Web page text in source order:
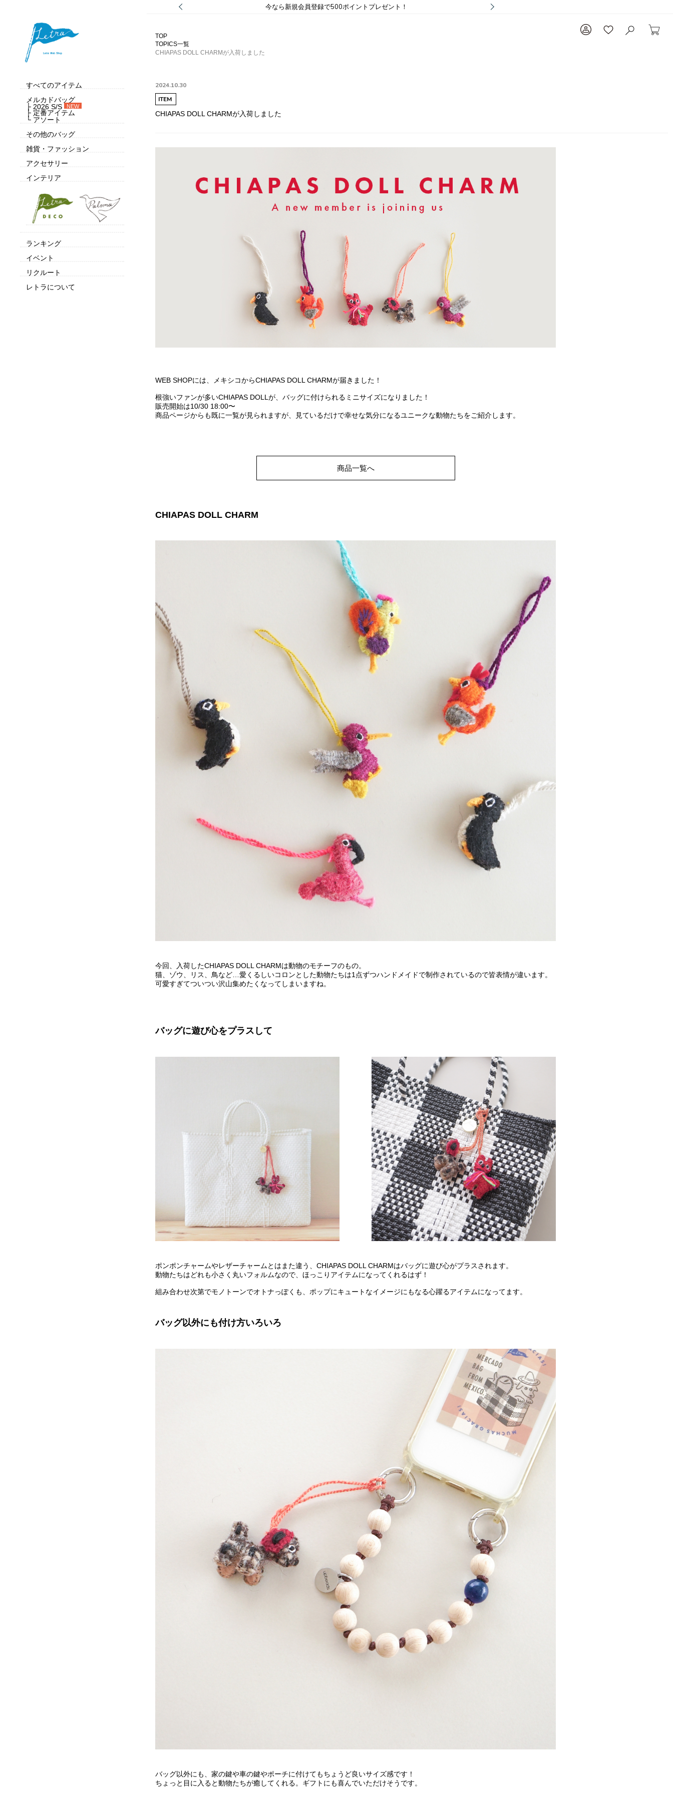
今なら新規会員登録で500ポイントプレゼント！
すべてのアイテム
メルカドバッグ
├ 2026 S/S
NEW
├ 定番アイテム
└ アソート
その他のバッグ
雑貨・ファッション
アクセサリー
インテリア
ランキング
イベント
リクルート
レトラについて
TOP
TOPICS一覧
CHIAPAS DOLL CHARMが入荷しました
2024.10.30
ITEM
CHIAPAS DOLL CHARMが入荷しました
WEB SHOPには、メキシコからCHIAPAS DOLL CHARMが届きました！
根強いファンが多いCHIAPAS DOLLが、バッグに付けられるミニサイズになりました！
販売開始は10/30 18:00〜
商品ページからも既に一覧が見られますが、見ているだけで幸せな気分になるユニークな動物たちをご紹介します。
商品一覧へ
CHIAPAS DOLL CHARM
今回、入荷したCHIAPAS DOLL CHARMは動物のモチーフのもの。
猫、ゾウ、リス、鳥など…愛くるしいコロンとした動物たちは1点ずつハンドメイドで制作されているので皆表情が違います。
可愛すぎてついつい沢山集めたくなってしまいますね。
バッグに遊び心をプラスして
ポンポンチャームやレザーチャームとはまた違う、CHIAPAS DOLL CHARMはバッグに遊び心がプラスされます。
動物たちはどれも小さく丸いフォルムなので、ほっこりアイテムになってくれるはず！
組み合わせ次第でモノトーンでオトナっぽくも、ポップにキュートなイメージにもなる心躍るアイテムになってます。
バッグ以外にも付け方いろいろ
バッグ以外にも、家の鍵や車の鍵やポーチに付けてもちょうど良いサイズ感です！
ちょっと目に入ると動物たちが癒してくれる。ギフトにも喜んでいただけそうです。